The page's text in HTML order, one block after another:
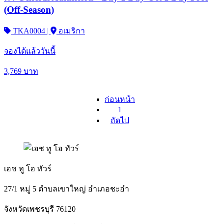
(Off-Season)
TKA0004 | อเมริกา
จองได้แล้ววันนี้
3,769 บาท
ก่อนหน้า
1
ถัดไป
เอช ทู โอ ทัวร์
27/1 หมู่ 5 ตำบลเขาใหญ่ อำเภอชะอำ
จังหวัดเพชรบุรี 76120